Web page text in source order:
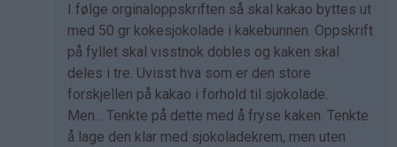
Som
svar
på
av
Kristine
-
Det…
I følge orginaloppskriften så skal kakao byttes ut
med 50 gr kokesjokolade i kakebunnen. Oppskrift
på fyllet skal visstnok dobles og kaken skal
deles i tre. Uvisst hva som er den store
forskjellen på kakao i forhold til sjokolade.
Men... Tenkte på dette med å fryse kaken. Tenkte
å lage den klar med sjokoladekrem, men uten